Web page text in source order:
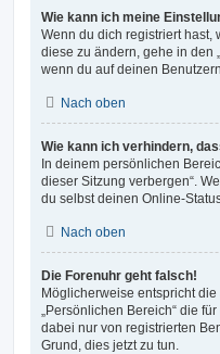
Wie kann ich meine
Wenn du dich registriert
diese zu ändern, gehe in den
wenn du auf deinen
Nach oben
Wie kann ich verhindern,
In deinem persönlichen
dieser Sitzung verbergen“.
du selbst deinen Online-
Nach oben
Die Forenuhr geht falsch!
Möglicherweise entspricht
„Persönlichen Bereich“ die
dabei nur von registrierten
Grund, dies jetzt zu tun.